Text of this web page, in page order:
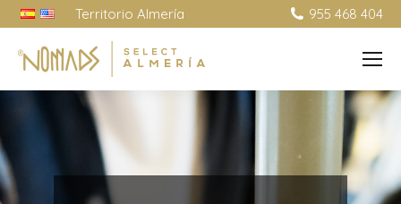
Territorio Almería 955 468 404